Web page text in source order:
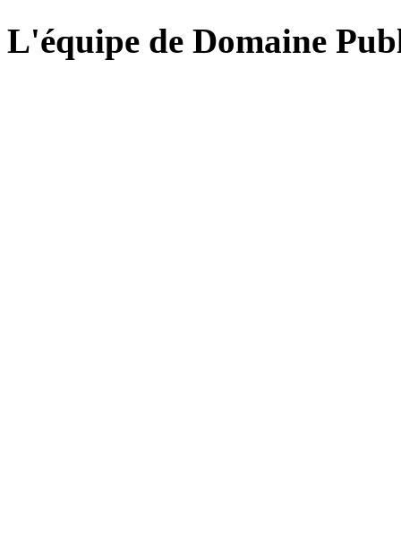
L'équipe de Domaine